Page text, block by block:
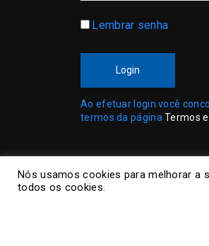
Lembrar senha
Login
Ao efetuar login você
termos da páginaTermos
Nós usamos cookies para melhorar a
todos os cookies.